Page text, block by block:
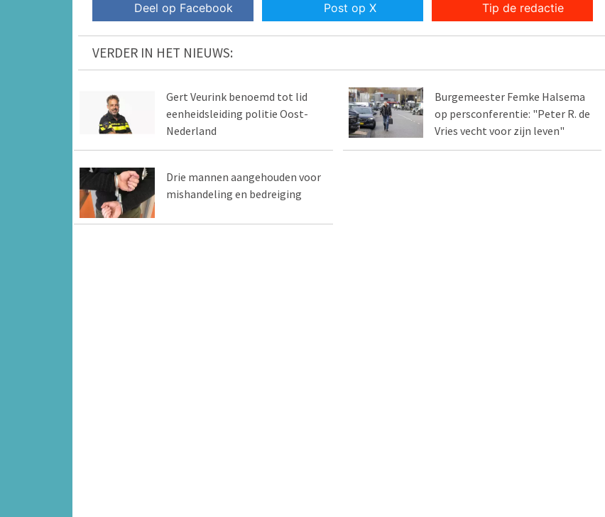
Deel op Facebook Post op X Tip de redactie
VERDER IN HET NIEUWS:
Gert Veurink benoemd tot lid
eenheidsleiding politie Oost-
Nederland
Burgemeester Femke Halsema
op persconferentie: "Peter R. de
Vries vecht voor zijn leven"
Drie mannen aangehouden voor
mishandeling en bedreiging